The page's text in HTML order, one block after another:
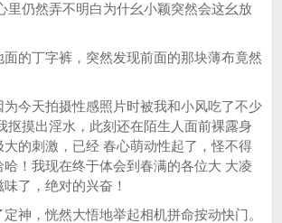
里仍然弄不明白为什幺小颖突然会这幺放
的丁字裤，突然发现前面的那块薄布竟然
为今天拍摄性感照片时被我和小风吃了不少
抠摸出淫水，此刻还在陌生人面前裸露身
的刺激，已经 春心萌动性起了，怪不得
！我现在终于体会到春满的各位大 大凌
了，绝对的兴奋！
神，恍然大悟地举起相机拼命按动快门。